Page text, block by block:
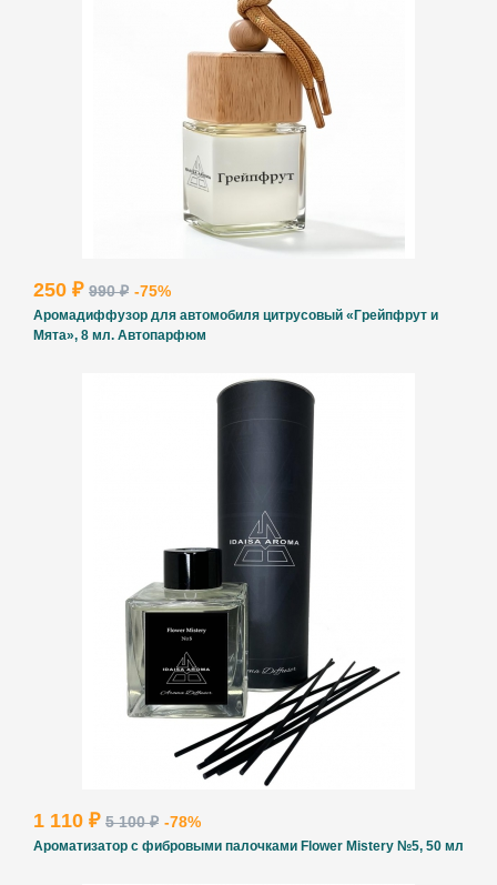
ВВЕДИТЕ И НАЖМИТЕ ENTER
250 ₽ 990 ₽ -75%
Аромадиффузор для автомобиля цитрусовый «Грейпфрут и
Мята», 8 мл. Автопарфюм
1 110 ₽ 5 100 ₽ -78%
Ароматизатор с фибровыми палочками Flower Mistery №5, 50 мл